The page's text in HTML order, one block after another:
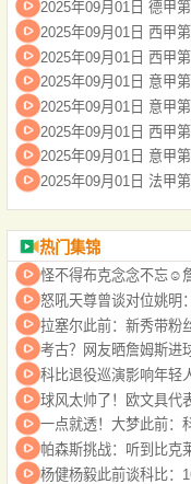
2025年09月01日 德甲
2025年09月01日 西甲
2025年09月01日 西甲
2025年09月01日 意甲
2025年09月01日 意甲
2025年09月01日 西甲
2025年09月01日 意甲
2025年09月01日 法甲
热门集锦
怪不得布克念念不忘☺️
怒吼天尊曾谈对位姚明
拉塞尔此前：新秀带粉
考古？网友晒詹姆斯进
科比退役巡演影响年轻
球风太帅了！欧文具代
一点就透！大梦此前：
帕森斯挑战：听到比克
杨健杨毅此前谈科比：